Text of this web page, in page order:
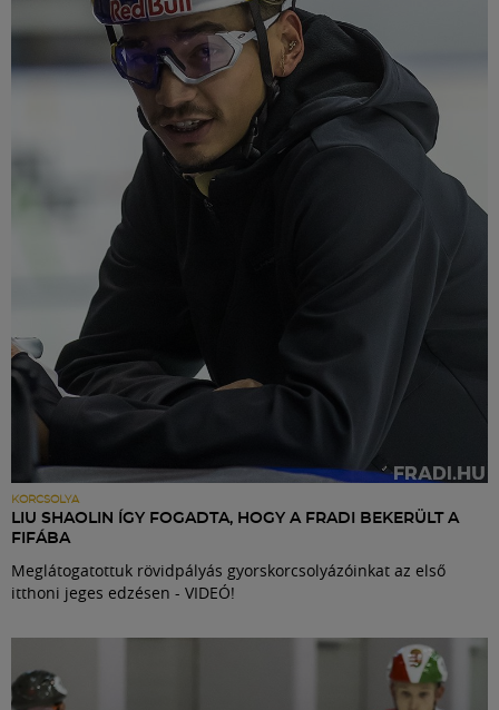
KORCSOLYA
LIU SHAOLIN ÍGY FOGADTA, HOGY A FRADI BEKERÜLT A
FIFÁBA
Meglátogatottuk rövidpályás gyorskorcsolyázóinkat az első
itthoni jeges edzésen - VIDEÓ!